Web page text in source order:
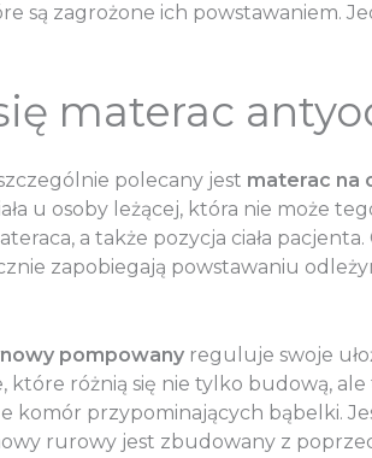
są zagrożone ich powstawaniem.
materac
polecany jest materac na
u osoby leżącej, która nie może
a także pozycja ciała
zapobiegają powstawaniu
pompowany reguluje swoje
różnią się nie tylko budową,
komór przypominających bąbelki.
rurowy jest zbudowany z